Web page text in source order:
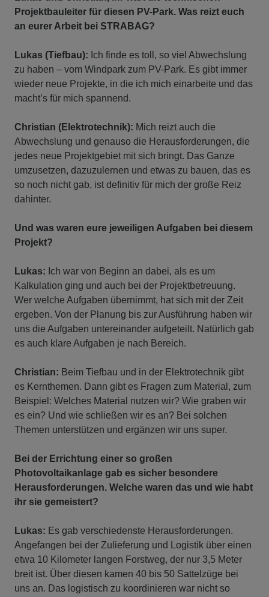
Projektbauleiter für diesen PV-Park. Was reizt euch
an eurer Arbeit bei STRABAG?
Lukas (Tiefbau): Ich finde es toll, so viel Abwechslung
zu haben – vom Windpark zum PV-Park. Es gibt immer
wieder neue Projekte, in die ich mich einarbeite und das
macht’s für mich spannend.
Christian (Elektrotechnik): Mich reizt auch die
Abwechslung und genauso die Herausforderungen, die
jedes neue Projektgebiet mit sich bringt. Das Ganze
umzusetzen, dazuzulernen und etwas zu bauen, das es
so noch nicht gab, ist definitiv für mich der große Reiz
dahinter.
Und was waren eure jeweiligen Aufgaben bei diesem
Projekt?
Lukas: Ich war von Beginn an dabei, als es um
Kalkulation ging und auch bei der Projektbetreuung.
Wer welche Aufgaben übernimmt, hat sich mit der Zeit
ergeben. Von der Planung bis zur Ausführung haben wir
uns die Aufgaben untereinander aufgeteilt. Natürlich gab
es auch klare Aufgaben je nach Bereich.
Christian: Beim Tiefbau und in der Elektrotechnik gibt
es Kernthemen. Dann gibt es Fragen zum Material, zum
Beispiel: Welches Material nutzen wir? Wie graben wir
es ein? Und wie schließen wir es an? Bei solchen
Themen unterstützen und ergänzen wir uns super.
Bei der Errichtung einer so großen
Photovoltaikanlage gab es sicher besondere
Herausforderungen. Welche waren das und wie habt
ihr sie gemeistert?
Lukas: Es gab verschiedenste Herausforderungen.
Angefangen bei der Zulieferung und Logistik über einen
etwa 10 Kilometer langen Forstweg, der nur 3,5 Meter
breit ist. Über diesen kamen 40 bis 50 Sattelzüge bei
uns an. Das logistisch zu koordinieren war nicht so